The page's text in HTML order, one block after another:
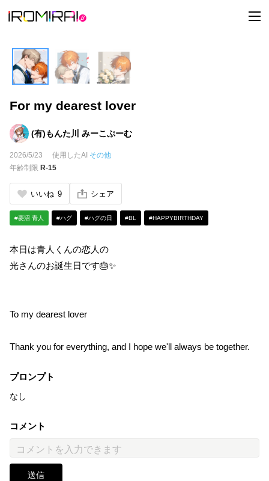
t
o
For my dearest lover
(有)もんた川 みーこぷーむ
2026/5/23 使用したAI その他
年齢制限 R-15
いいね 9 シェア
#菱沼 青人 #ハグ #ハグの日 #BL #HAPPYBIRTHDAY
本日は青人くんの恋人の
光さんのお誕生日です🎂✨
To my dearest lover
Thank you for everything, and I hope we'll always be together.
プロンプト
なし
コメント
送信